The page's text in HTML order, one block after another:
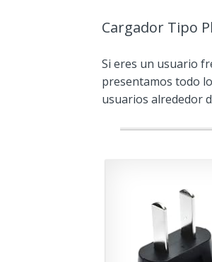
Cargador Tipo
Si eres un usuario
presentamos todo
usuarios alrededor